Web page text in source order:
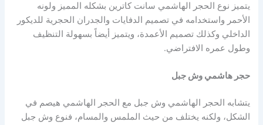
يتميز نوع الحجر الهاشمي سانت كاترين بشكله المميز ولونه
الأحمر واستخدامه في تصميم الدفايات والجدران الحجرية للديكور
الداخلي وكذلك تصميم الأعمدة، ويتميز أيضاً بسهولة التنظيف
وطول عمره الافتراضي.
حجر هاشمي وش جبل
يتشابه الحجر الهاشمي وش جبل مع الحجر الهاشمي هيصم في
الشكل، ولكنه يختلف من حيث الملمس والمسام، فنوع وش جبل